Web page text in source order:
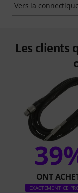
Vers la
Les clients
ONT
EXACTEMENT CE